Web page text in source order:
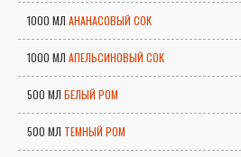
1000 МЛ АНАНАСОВЫЙ СОК
1000 МЛ АПЕЛЬСИНОВЫЙ СОК
500 МЛ БЕЛЫЙ РОМ
500 МЛ ТЕМНЫЙ РОМ